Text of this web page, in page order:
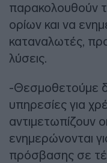
παρακολουθούν
ορίων και να
καταναλωτές,
λύσεις.
-Θεσμοθετούμε
υπηρεσίες για
αντιμετωπίζουν
ενημερώνονται
πρόσβασης σε